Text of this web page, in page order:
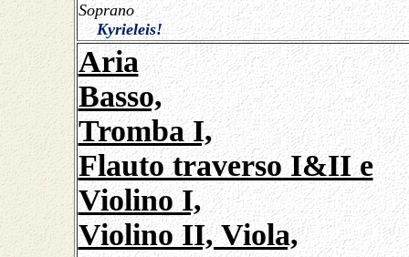
Soprano
Kyrieleis!
Aria
Basso,
Tromba I,
Flauto traverso I&II e
Violino I,
Violino II, Viola,